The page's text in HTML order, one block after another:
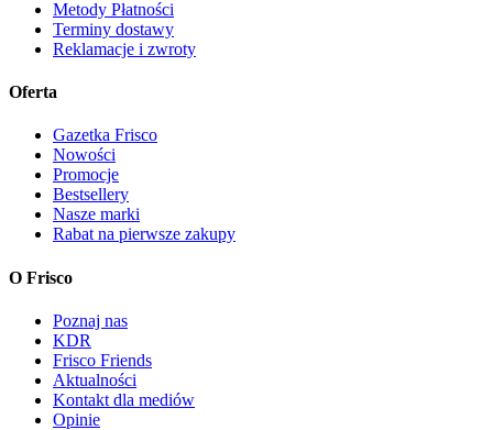
Metody Płatności
Terminy dostawy
Reklamacje i zwroty
Oferta
Gazetka Frisco
Nowości
Promocje
Bestsellery
Nasze marki
Rabat na pierwsze zakupy
O Frisco
Poznaj nas
KDR
Frisco Friends
Aktualności
Kontakt dla mediów
Opinie